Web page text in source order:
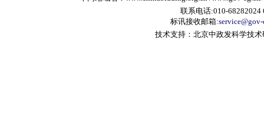
联系电话:010-68282024
标讯接收邮箱:
技术支持：北京中政发科学技